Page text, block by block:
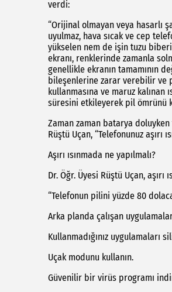
verdi:
“Orijinal olmayan veya hasarlı
uyulmaz, hava sıcak ve cep
yükselen nem de işin tuzu
ekranı, renklerinde zamanla
genellikle ekranın tamamının
bileşenlerine zarar verebilir ve
kullanmasına ve maruz kalınan
süresini etkileyerek pil ömrünü
Zaman zaman batarya
Rüştü Uçan, “Telefonunuz
Aşırı ısınmada ne yapılmalı?
Dr. Öğr. Üyesi Rüştü Uçan,
“Telefonun pilini yüzde 80
Arka planda çalışan
Kullanmadığınız uygulamaları
Uçak modunu kullanın.
Güvenilir bir virüs programı